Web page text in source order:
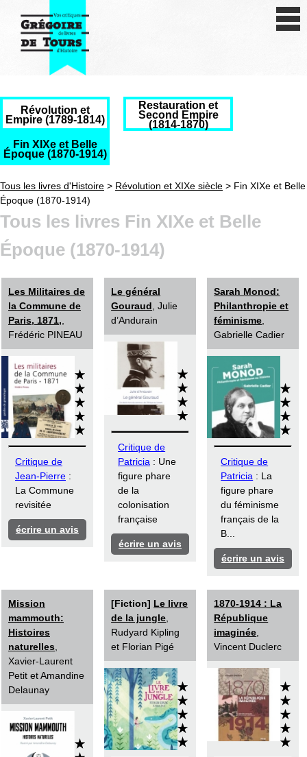
Antiquité
Autres civilisations
Thématiques
Révolution et
Empire (1789-1814)
Restauration et
Second Empire
(1814-1870)
Fin XIXe et Belle
Époque (1870-1914)
Tous les livres d'Histoire > Révolution et XIXe siècle > Fin XIXe et Belle
Époque (1870-1914)
Tous les livres Fin XIXe et Belle
Époque (1870-1914)
Les Militaires de
la Commune de
Paris, 1871,
Frédéric PINEAU
Critique de
Jean-Pierre :
La Commune
revisitée
écrire un avis
Le général
Gouraud , Julie
d’Andurain
Critique de
Patricia : Une
figure phare
de la
colonisation
française
écrire un avis
Sarah Monod:
Philanthropie et
féminisme
Gabrielle Cadier
Critique de
Patricia : La
figure phare
du féminisme
français de la
B...
écrire un avis
Mission
mammouth:
Histoires
naturelles
Xavier-Laurent
Petit et Amandine
Delaunay
[Fiction] Le livre
de la jungle
Rudyard Kipling
et Florian Pigé
1870-1914 : La
République
imaginée
Vincent Duclerc